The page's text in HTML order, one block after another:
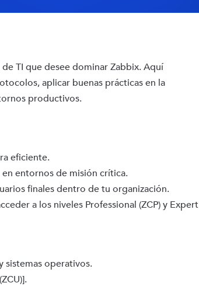
TI que desee dominar Zabbix. Aquí
aplicar buenas prácticas en la
productivos.
eficiente.
entornos de misión crítica.
finales dentro de tu organización.
a los niveles Professional (ZCP) y Expert
sistemas operativos.